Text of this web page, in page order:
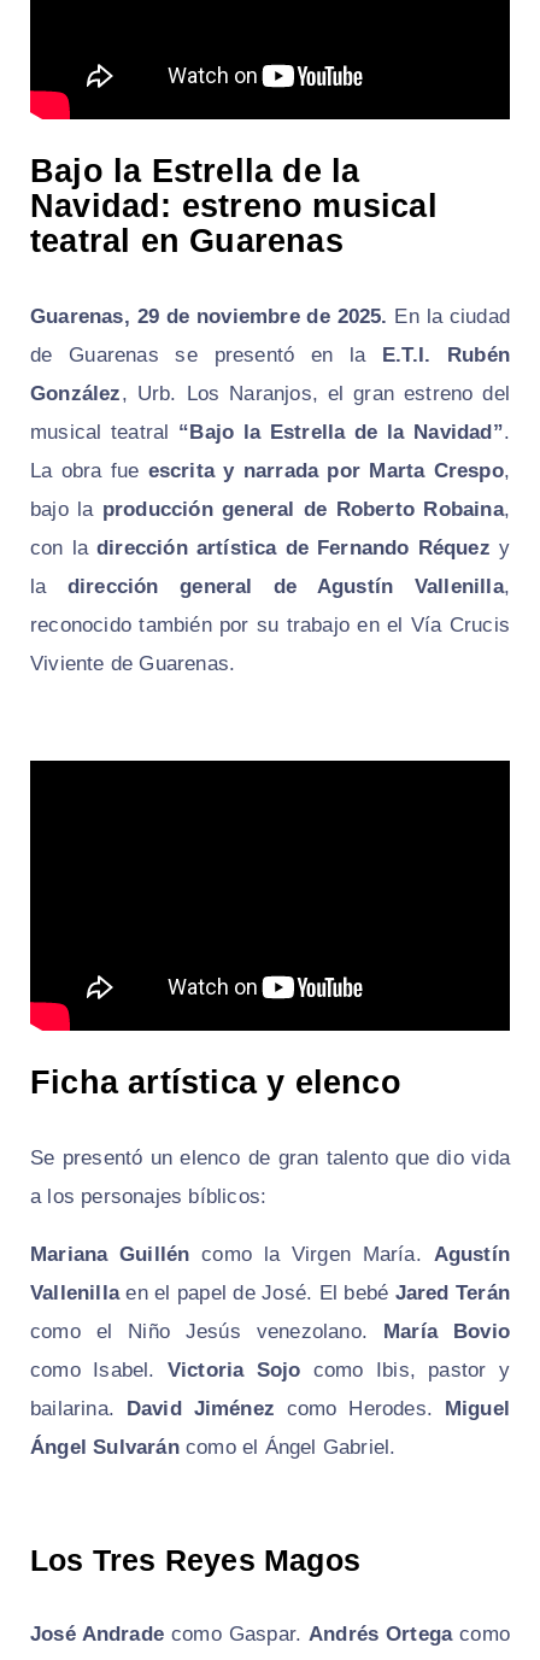
Bajo la Estrella de la
Navidad: estreno musical
teatral en Guarenas
Guarenas, 29 de noviembre de 2025. En la ciudad
de Guarenas se presentó en la
E.T.I. Rubén
González, Urb. Los Naranjos, el gran estreno del
musical teatral “Bajo la Estrella de la Navidad”.
La obra fue escrita y narrada por Marta Crespo,
bajo la producción general de Roberto Robaina,
con la dirección artística de Fernando Réquez y
la dirección general de Agustín Vallenilla,
reconocido también por su trabajo en el Vía Crucis
Viviente de Guarenas.
Ficha artística y elenco
Se presentó un elenco de gran talento que dio vida
a los personajes bíblicos:
Mariana Guillén como la Virgen María. Agustín
Vallenillaen el papel de José. El bebé Jared Terán
como el Niño Jesús venezolano. María Bovio
como Isabel. Victoria Sojo como Ibis, pastor y
bailarina. David Jiménez como Herodes. Miguel
Ángel Sulvaráncomo el Ángel Gabriel.
Los Tres Reyes Magos
José Andrade como Gaspar. Andrés Ortegacomo